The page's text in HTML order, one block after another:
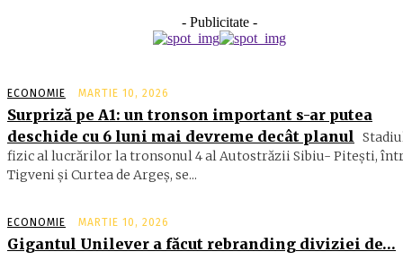
- Publicitate -
ECONOMIE MARTIE 10, 2026
Surpriză pe A1: un tronson important s-ar putea
deschide cu 6 luni mai devreme decât planul
fizic al lucrărilor la tronsonul 4 al Autostrăzii Sibiu- Piteşti,
Tigveni şi Curtea de Argeş, se...
ECONOMIE MARTIE 10, 2026
Gigantul Unilever a făcut rebranding diviziei de…